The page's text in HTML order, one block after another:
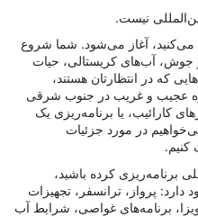
نیست.
می‌کنید، آغاز می‌شود. شما شروع
آب‌های کریستالی، حیات
که در انتظارتان هستند،
عجیب و غریب در جنوب شرقی
کارائیب، یا برنامه‌ریزی یک
در مورد جزئیات
برنامه‌ریزی کرده باشید،
پرواز، ترانسفر، تجهیزات
ویزا، برنامه‌های غواصی، شرایط آب